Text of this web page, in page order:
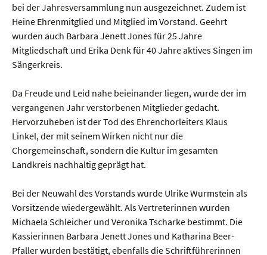
bei der Jahresversammlung nun ausgezeichnet. Zudem ist
Heine Ehrenmitglied und Mitglied im Vorstand. Geehrt
wurden auch Barbara Jenett Jones für 25 Jahre
Mitgliedschaft und Erika Denk für 40 Jahre aktives Singen im
Sängerkreis.
Da Freude und Leid nahe beieinander liegen, wurde der im
vergangenen Jahr verstorbenen Mitglieder gedacht.
Hervorzuheben ist der Tod des Ehrenchorleiters Klaus
Linkel, der mit seinem Wirken nicht nur die
Chorgemeinschaft, sondern die Kultur im gesamten
Landkreis nachhaltig geprägt hat.
Bei der Neuwahl des Vorstands wurde Ulrike Wurmstein als
Vorsitzende wiedergewählt. Als Vertreterinnen wurden
Michaela Schleicher und Veronika Tscharke bestimmt. Die
Kassierinnen Barbara Jenett Jones und Katharina Beer-
Pfaller wurden bestätigt, ebenfalls die Schriftführerinnen